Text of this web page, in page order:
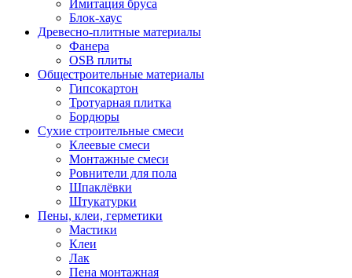
Имитация бруса
Блок-хаус
Древесно-плитные материалы
Фанера
OSB плиты
Общестроительные материалы
Гипсокартон
Тротуарная плитка
Бордюры
Сухие строительные смеси
Клеевые смеси
Монтажные смеси
Ровнители для пола
Шпаклёвки
Штукатурки
Пены, клеи, герметики
Мастики
Клеи
Лак
Пена монтажная